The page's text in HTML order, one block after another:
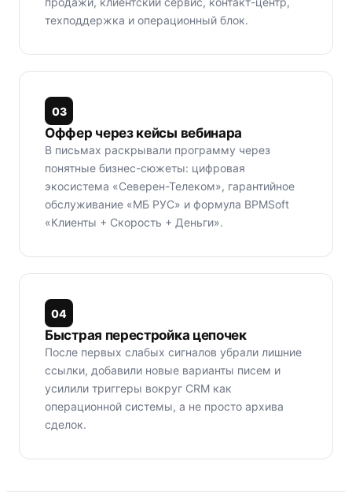
техподдержка и операционный блок.
03
Оффер через кейсы вебинара
В письмах раскрывали программу через
понятные бизнес-сюжеты: цифровая
экосистема «Северен-Телеком», гарантийное
обслуживание «МБ РУС» и формула BPMSoft
«Клиенты + Скорость + Деньги».
04
Быстрая перестройка цепочек
После первых слабых сигналов убрали лишние
ссылки, добавили новые варианты писем и
усилили триггеры вокруг CRM как
операционной системы, а не просто архива
сделок.